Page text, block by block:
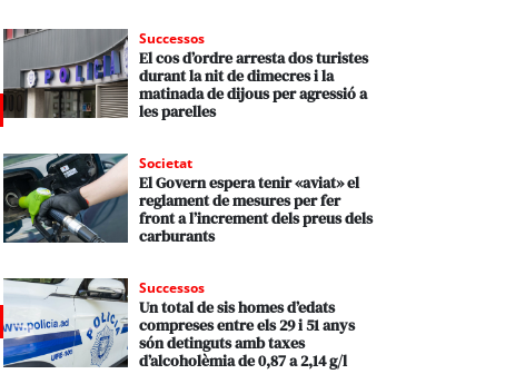
Successos
El cos d’ordre arresta dos turistes
durant la nit de dimecres i la
matinada de dijous per agressió a
les parelles
Societat
El Govern espera tenir «aviat» el
reglament de mesures per fer
front a l’increment dels preus dels
carburants
Successos
Un total de sis homes d’edats
compreses entre els 29 i 51 anys
són detinguts amb taxes
d’alcoholèmia de 0,87 a 2,14 g/l